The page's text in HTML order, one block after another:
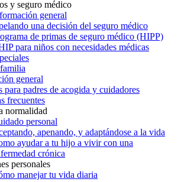
y seguro médico
general
una decisión del seguro médico
de primas de seguro médico (HIPP)
para niños con necesidades médicas
general
para padres de acogida y cuidadores
frecuentes
normalidad
personal
apenando, y adaptándose a la vida
ayudar a tu hijo a vivir con una
crónica
personales
manejar tu vida diaria